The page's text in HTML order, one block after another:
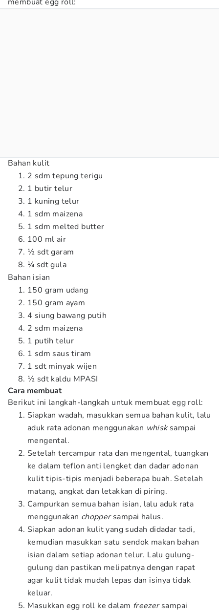
Bahan kulit
2 sdm tepung terigu
1 butir telur
1 kuning telur
1 sdm maizena
1 sdm melted butter
100 ml air
½ sdt garam
¼ sdt gula
Bahan isian
150 gram udang
150 gram ayam
4 siung bawang putih
2 sdm maizena
1 putih telur
1 sdm saus tiram
1 sdt minyak wijen
½ sdt kaldu MPASI
Cara membuat
Berikut ini langkah-langkah untuk membuat egg roll:
Siapkan wadah, masukkan semua bahan kulit, lalu
aduk rata adonan menggunakan whisksampai
mengental.
Setelah tercampur rata dan mengental, tuangkan
ke dalam teflon anti lengket dan dadar adonan
kulit tipis-tipis menjadi beberapa buah. Setelah
matang, angkat dan letakkan di piring.
Campurkan semua bahan isian, lalu aduk rata
menggunakan choppersampai halus.
Siapkan adonan kulit yang sudah didadar tadi,
kemudian masukkan satu sendok makan bahan
isian dalam setiap adonan telur. Lalu gulung-
gulung dan pastikan melipatnya dengan rapat
agar kulit tidak mudah lepas dan isinya tidak
keluar.
Masukkan egg roll ke dalam freezersampai